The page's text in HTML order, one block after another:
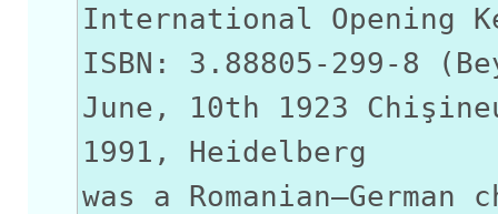
International Opening
ISBN: 3.88805-299-8
June, 10th 1923
1991, Heidelberg
was a